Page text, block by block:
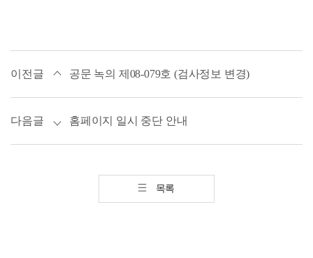
이전글 공문 녹의 제08-079호 (검사정보 변경)
다음글 홈페이지 일시 중단 안내
목록